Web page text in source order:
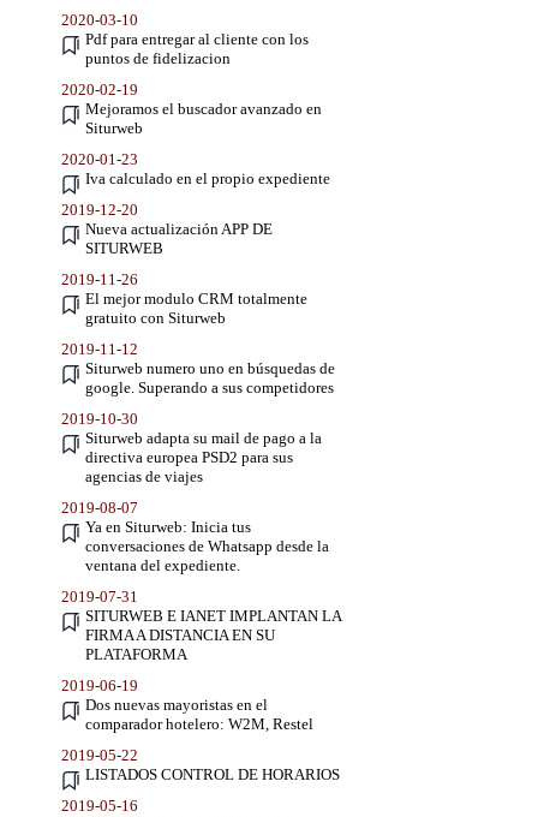
2020-03-10
Pdf para entregar al cliente con los
puntos de fidelizacion
2020-02-19
Mejoramos el buscador avanzado en
Siturweb
2020-01-23
Iva calculado en el propio expediente
2019-12-20
Nueva actualización APP DE
SITURWEB
2019-11-26
El mejor modulo CRM totalmente
gratuito con Siturweb
2019-11-12
Siturweb numero uno en búsquedas de
google. Superando a sus competidores
2019-10-30
Siturweb adapta su mail de pago a la
directiva europea PSD2 para sus
agencias de viajes
2019-08-07
Ya en Siturweb: Inicia tus
conversaciones de Whatsapp desde la
ventana del expediente.
2019-07-31
SITURWEB E IANET IMPLANTAN LA
FIRMA A DISTANCIA EN SU
PLATAFORMA
2019-06-19
Dos nuevas mayoristas en el
comparador hotelero: W2M, Restel
2019-05-22
LISTADOS CONTROL DE HORARIOS
2019-05-16